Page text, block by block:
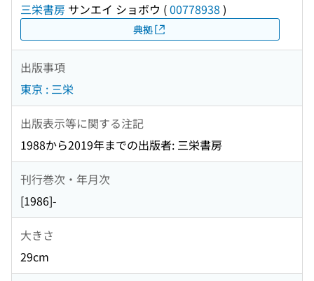
三栄書房 サンエイ ショボウ (00778938 )
典拠
出版事項
東京 : 三栄
出版表示等に関する注記
1988から2019年までの出版者: 三栄書房
刊行巻次・年月次
[1986]-
大きさ
29cm